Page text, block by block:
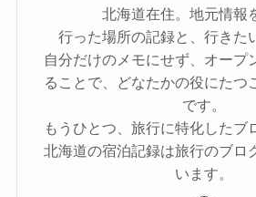
北海道在住。地元情報
行った場所の記録と、行きた
自分だけのメモにせず、オープ
ることで、どなたかの役にたつ
です。
もうひとつ、旅行に特化したブ
北海道の宿泊記録は旅行のブロ
います。